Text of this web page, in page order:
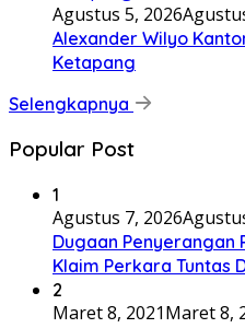
Agustus 5, 2026
Alexander Wilyo
Ketapang
Selengkapnya
Popular Post
1
Agustus 7, 2026
Dugaan Penyerangan
Klaim Perkara Tuntas
2
Maret 8, 2021Maret 8,